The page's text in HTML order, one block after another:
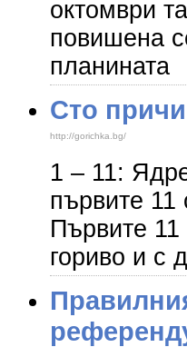
октомври
повишена
планината
Сто
http://gorichka.bg/
1 – 11:
първите
Първите 11
гориво и